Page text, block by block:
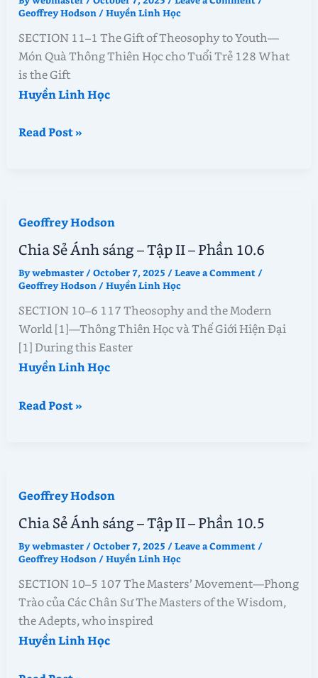
Phần
12.1
Geoffrey Hodson /Huyền Linh Học
SECTION 11–1 The Gift of Theosophy to Youth—
Món Quà Thông Thiên Học cho Tuổi Trẻ 128 What
is the Gift
Huyền Linh Học
Chia
Tập
II
–
Phần
Read Post »
Geoffrey Hodson
Chia Sẻ Ánh sáng – Tập II – Phần 10.6
Bywebmaster/October 7, 2025/Leave a Comment/
Geoffrey Hodson/Huyền Linh Học
SECTION 10–6 117 Theosophy and the Modern
World [1]—Thông Thiên Học và Thế Giới Hiện Đại
[1] During this Easter
Huyền Linh Học
Chia
Tập
II
–
Phần
Read Post »
Geoffrey Hodson
Chia Sẻ Ánh sáng – Tập II – Phần 10.5
Bywebmaster /October 7, 2025 /Leave a Comment /
Geoffrey Hodson /Huyền Linh Học
SECTION 10–5 107 The Masters’ Movement—Phong
Trào của Các Chân Sư The Masters of the Wisdom,
the Adepts, who inspired
Huyền Linh Học